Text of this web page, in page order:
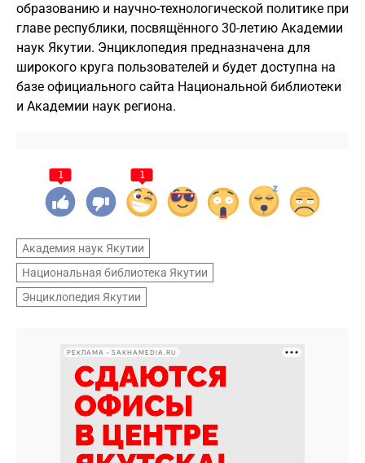
образованию и научно-технологической политике при
главе республики, посвящённого 30-летию Академии
наук Якутии. Энциклопедия предназначена для
широкого круга пользователей и будет доступна на
базе официального сайта Национальной библиотеки
и Академии наук региона.
1 1
Академия наук Якутии
Национальная библиотека Якутии
Энциклопедия Якутии
РЕКЛАМА • SAKHAMEDIA.RU